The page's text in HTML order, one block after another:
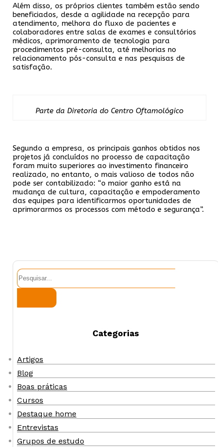
Além disso, os próprios clientes também estão sendo
beneficiados, desde a agilidade na recepção para
atendimento, melhora do fluxo de pacientes e
colaboradores entre salas de exames e consultórios
médicos, aprimoramento de tecnologia para
procedimentos pré-consulta, até melhorias no
relacionamento pós-consulta e nas pesquisas de
satisfação.
Parte da Diretoria do Centro Oftamológico
Segundo a empresa, os principais ganhos obtidos nos
projetos já concluídos no processo de capacitação
foram muito superiores ao investimento financeiro
realizado, no entanto, o mais valioso de todos não
pode ser contabilizado: “o maior ganho está na
mudança de cultura, capacitação e empoderamento
das equipes para identificarmos oportunidades de
aprimorarmos os processos com método e segurança”.
Pesquisar
Categorias
Artigos
Blog
Boas práticas
Cursos
Destaque home
Entrevistas
Grupos de estudo